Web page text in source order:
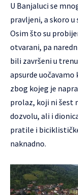
U Banjaluci se
pravljeni, a skoro
Osim što su
otvarani, pa
bili završeni u
apsurde
zbog kojeg je
prolaz, koji ni šest
dozvolu, ali i
pratile i
naknadno.